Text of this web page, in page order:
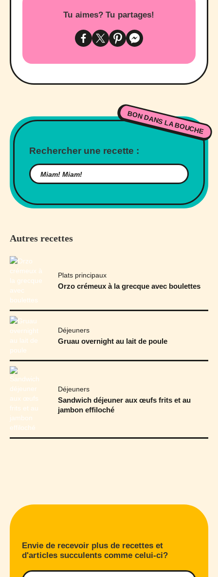
Tu aimes? Tu partages!
BON DANS LA BOUCHE
Rechercher une recette :
Autres recettes
Plats principaux
Orzo crémeux à la grecque avec boulettes
Déjeuners
Gruau overnight au lait de poule
Déjeuners
Sandwich déjeuner aux œufs frits et au
jambon effiloché
Envie de recevoir plus de recettes et
d'articles succulents comme celui-ci?